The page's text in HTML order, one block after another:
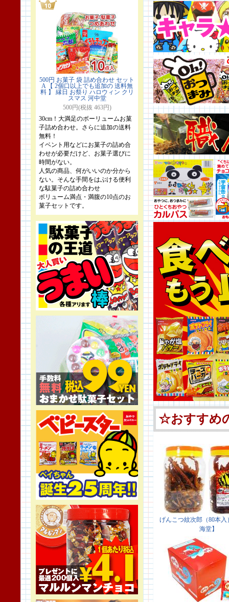
500円 お菓子 袋 詰め合わせ セット
A 【 2個口以上でも追加の 送料無
料 】 縁日 お祭り ハロウィン クリ
スマス 河中堂
500円(税抜 463円)
30cm！大満足のボーリュームお菓
子詰め合わせ。さらに追加の送料
無料！
イベント用などにお菓子の詰め合
わせが必要だけど、お菓子選びに
時間がない。
人気の商品、何がいいのか分から
ない。そんな手間をはぶける便利
な駄菓子の詰め合わせ
ボリューム満点・満腹の10点のお
菓子セットです。